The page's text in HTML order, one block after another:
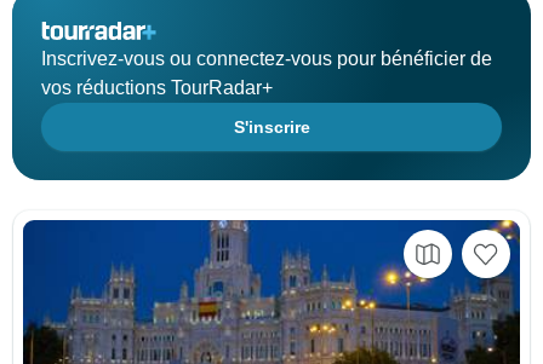
Inscrivez-vous ou connectez-vous pour bénéficier de
vos réductions TourRadar+
S'inscrire